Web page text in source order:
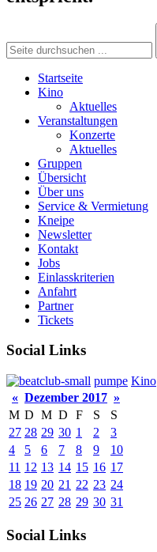
Startseite
Kino
Aktuelles
Veranstaltungen
Konzerte
Aktuelles
Gruppen
Übersicht
Über uns
Service & Vermietung
Kneipe
Newsletter
Kontakt
Jobs
Einlasskriterien
Anfahrt
Partner
Tickets
Social Links
pumpe Kino
« Dezember 2017 »
M D M D F S
S
27 28 29 30 1 2
3
4
5 6 7 8 9
10
11 12 13 14 15 16 17
18 19 20 21 22 23 24
25 26 27 28 29 30 31
Social Links